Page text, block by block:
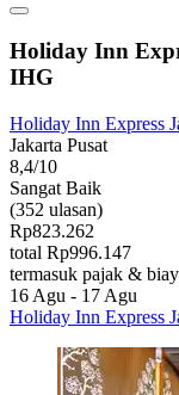
Holiday Inn
IHG
Holiday Inn Express
Jakarta Pusat
8,4/10
Sangat Baik
(352 ulasan)
Rp823.262
total Rp996.147
termasuk pajak &
16 Agu - 17 Agu
Holiday Inn Express